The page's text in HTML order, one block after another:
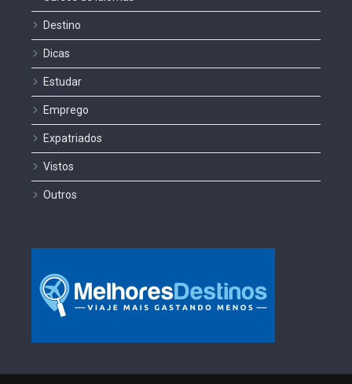
Destino
Dicas
Estudar
Emprego
Expatriados
Vistos
Outros